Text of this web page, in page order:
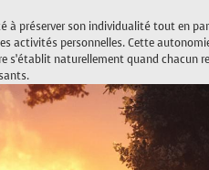
à préserver son individualité tout en
activités personnelles. Cette
naturellement quand chacun